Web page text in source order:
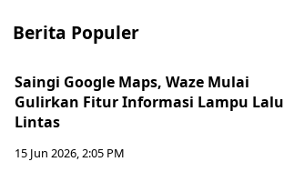
Berita Populer
Saingi Google Maps, Waze Mulai
Gulirkan Fitur Informasi Lampu Lalu
Lintas
15 Jun 2026, 2:05 PM